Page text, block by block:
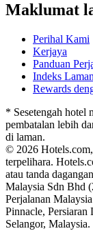
Maklumat
Perihal Kami
Kerjaya
Panduan
Indeks Laman
Rewards
* Sesetengah hotel
pembatalan lebih
di laman.
© 2026
terpelihara.
atau tanda
Malaysia Sdn Bhd
Perjalanan
Pinnacle, Persiaran
Selangor, Malaysia.